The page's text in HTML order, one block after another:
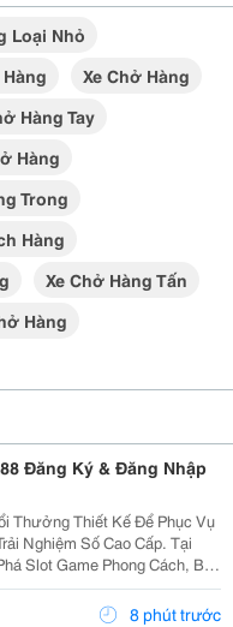
Loại Nhỏ
Xe Chở Hàng
Hàng Tay
Hàng
Trong
Hàng
Xe Chở Hàng Tấn
Hàng
Đăng Ký & Đăng Nhập
Thưởng Thiết Kế Để Phục Vụ
Nghiệm Số Cao Cấp. Tại
Slot Game Phong Cách, Bắn
Và Nhiều Trò Đổi Thưởng
Tốc Độ Mượt Mà Trên...
8 phút trước